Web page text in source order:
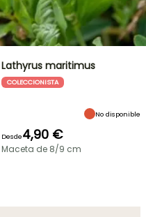
Lathyrus maritimus
COLECCIONISTA
No disponible
Desde4,90 €
Maceta de 8/9 cm